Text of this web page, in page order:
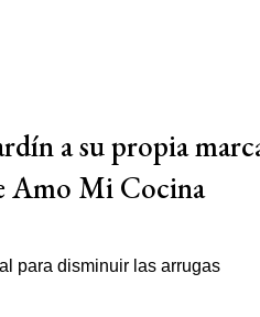
a su propia
Amo Mi Cocina